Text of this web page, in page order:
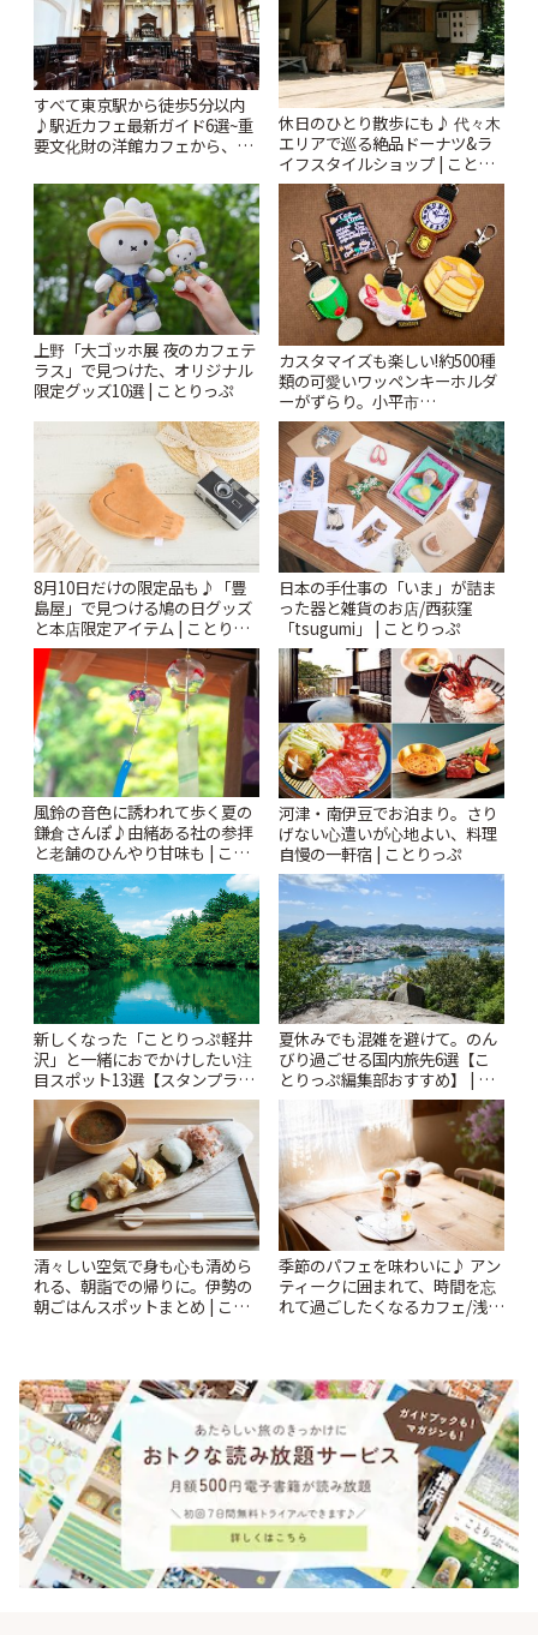
すべて東京駅から徒歩5分以内
♪駅近カフェ最新ガイド6選~重
要文化財の洋館カフェから、改
りっぷ
休日のひとり散歩にも♪ 代々木
エリアで巡る絶品ドーナツ&ラ
イフスタイルショップ | ことり
っぷ
上野「大ゴッホ展 夜のカフェテ
ラス」で見つけた、オリジナル
限定グッズ10選 | ことりっぷ
カスタマイズも楽しい!約500種
類の可愛いワッペンキーホルダ
ーがずらり。小平市
「Kimamaya T&K」 | ことりっ
ぷ
8月10日だけの限定品も♪「豊
島屋」で見つける鳩の日グッズ
と本店限定アイテム | ことりっ
ぷ
日本の手仕事の「いま」が詰ま
った器と雑貨のお店/西荻窪
「tsugumi」 | ことりっぷ
風鈴の音色に誘われて歩く夏の
鎌倉さんぽ♪由緒ある社の参拝
と老舗のひんやり甘味も | こと
りっぷ
河津・南伊豆でお泊まり。さり
げない心遣いが心地よい、料理
自慢の一軒宿 | ことりっぷ
新しくなった「ことりっぷ軽井
沢」と一緒におでかけしたい注
目スポット13選【スタンプラリ
ー開催中】 | ことりっぷ
夏休みでも混雑を避けて。のん
びり過ごせる国内旅先6選【こ
とりっぷ編集部おすすめ】 | こ
とりっぷ
清々しい空気で身も心も清めら
れる、朝詣での帰りに。伊勢の
朝ごはんスポットまとめ | こと
季節のパフェを味わいに♪ アン
ティークに囲まれて、時間を忘
れて過ごしたくなるカフェ/浅草